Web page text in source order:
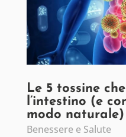
Le 5 tossine
l’intestino (e
modo naturale)
Benessere e Salute